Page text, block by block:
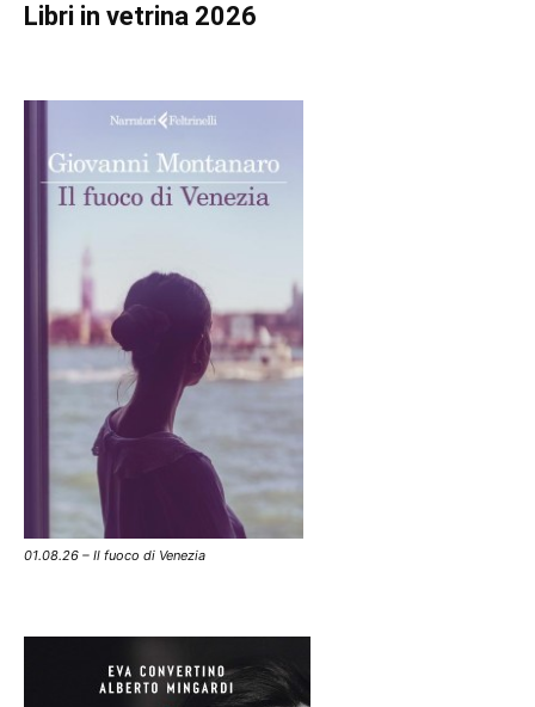
Libri in vetrina 2026
01.08.26 – Il fuoco di Venezia